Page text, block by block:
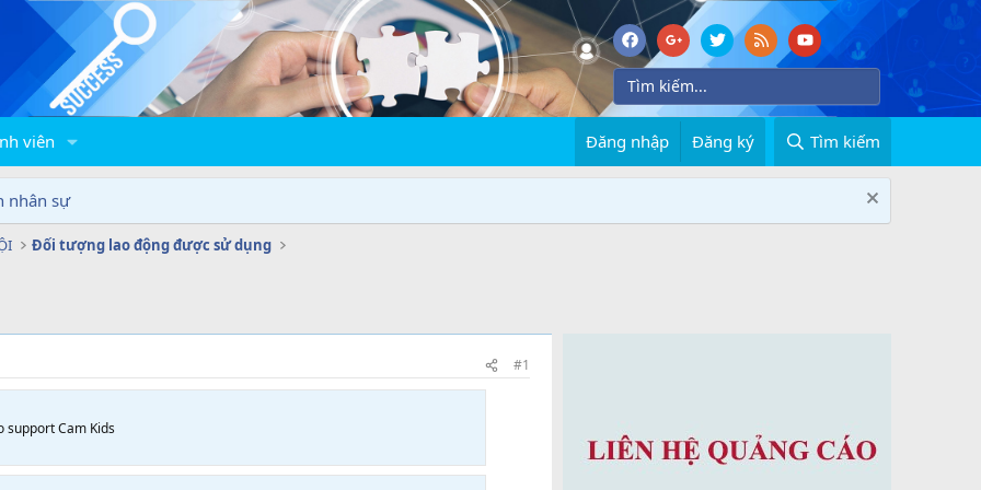
viên Đăng nhập Đăng ký Tìm kiếm
nhân sự
Đối tượng lao động được sử dụng
#1
support Cam Kids